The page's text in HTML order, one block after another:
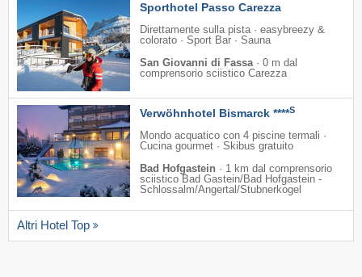
Sporthotel Passo Carezza
Direttamente sulla pista · easybreezy &
colorato · Sport Bar · Sauna
San Giovanni di Fassa· 0 m dal
comprensorio sciistico Carezza
Verwöhnhotel Bismarck ****S
Mondo acquatico con 4 piscine termali ·
Cucina gourmet · Skibus gratuito
Bad Hofgastein · 1 km dal comprensorio
sciistico Bad Gastein/​Bad Hofgastein -
Schlossalm/​Angertal/​Stubnerkogel
Altri Hotel Top